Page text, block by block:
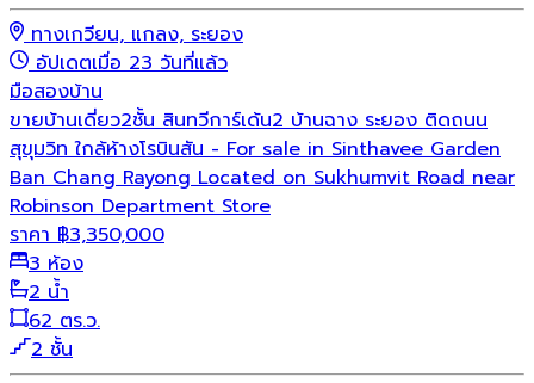
ทางเกวียน, แกลง, ระยอง
อัปเดตเมื่อ 23 วันที่แล้ว
มือสองบ้าน
ขายบ้านเดี่ยว2ชั้น สินทวีการ์เด้น2 บ้านฉาง ระยอง ติดถนน
สุขุมวิท ใกล้ห้างโรบินสัน - For sale in Sinthavee Garden
Ban Chang Rayong Located on Sukhumvit Road near
Robinson Department Store
ราคา ฿3,350,000
3 ห้อง
2 น้ำ
62 ตร.ว.
2 ชั้น